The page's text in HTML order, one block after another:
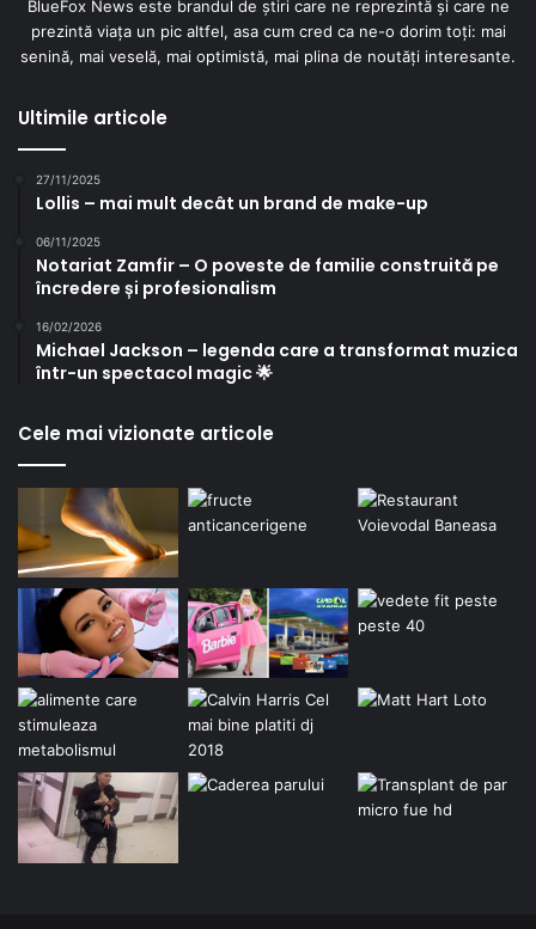
BlueFox News este brandul de știri care ne reprezintă și care ne
prezintă viața un pic altfel, asa cum cred ca ne-o dorim toți: mai
senină, mai veselă, mai optimistă, mai plina de noutăți interesante.
Ultimile articole
27/11/2025
Lollis – mai mult decât un brand de make-up
06/11/2025
Notariat Zamfir – O poveste de familie construită pe
încredere și profesionalism
16/02/2026
Michael Jackson – legenda care a transformat muzica
într-un spectacol magic 🌟
Cele mai vizionate articole